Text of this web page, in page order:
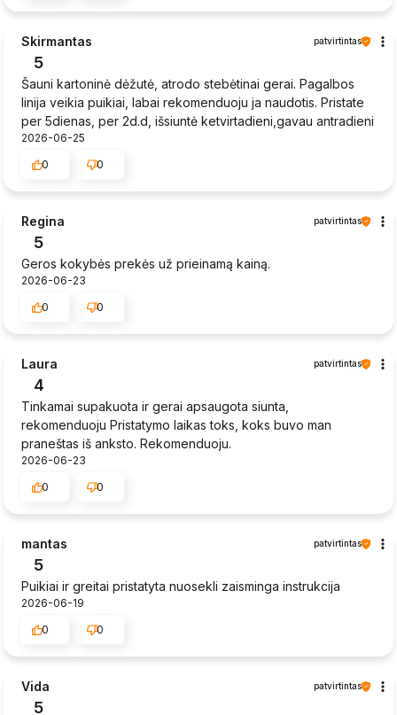
Skirmantas patvirtintas
5
Šauni kartoninė dėžutė, atrodo stebėtinai gerai. Pagalbos
linija veikia puikiai, labai rekomenduoju ja naudotis. Pristate
per 5dienas, per 2d.d, išsiuntė ketvirtadieni,gavau antradieni
2026-06-25
0
0
Regina patvirtintas
5
Geros kokybės prekės už prieinamą kainą.
2026-06-23
0
0
Laura patvirtintas
4
Tinkamai supakuota ir gerai apsaugota siunta,
rekomenduoju Pristatymo laikas toks, koks buvo man
praneštas iš anksto. Rekomenduoju.
2026-06-23
0
0
mantas patvirtintas
5
Puikiai ir greitai pristatyta nuosekli zaisminga instrukcija
2026-06-19
0
0
Vida patvirtintas
5